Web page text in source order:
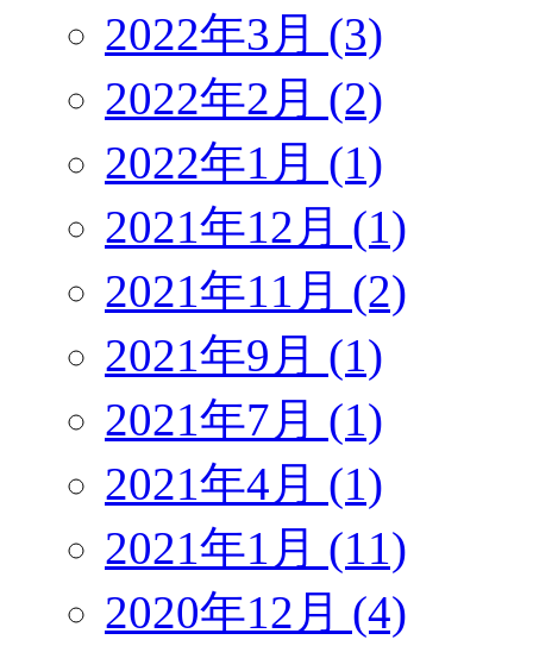
2022年3月 (3)
2022年2月 (2)
2022年1月 (1)
2021年12月 (1)
2021年11月 (2)
2021年9月 (1)
2021年7月 (1)
2021年4月 (1)
2021年1月 (11)
2020年12月 (4)